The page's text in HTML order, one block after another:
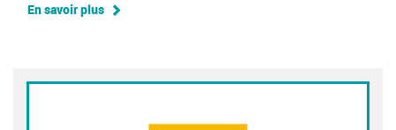
En savoir plus